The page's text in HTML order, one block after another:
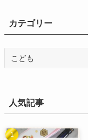
カテゴリー
ー人気記事